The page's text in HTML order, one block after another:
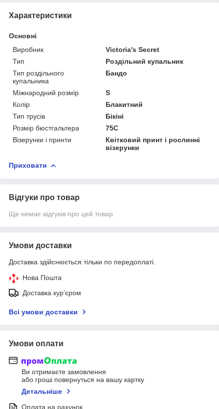
Характеристики
Основні
Виробник
Victoria's Secret
Тип
Роздільний купальник
Тип роздільного
купальника
Бандо
Міжнародний розмір
S
Колір
Блакитний
Тип трусів
Бікіні
Розмір бюстгальтера
75C
Візерунки і принти
Квітковий принт і рослинні
візерунки
Приховати
Відгуки про товар
Ще немає відгуків про цей товар
Умови доставки
Доставка здійснюється тільки по передоплаті.
Нова Пошта
Доставка кур'єром
Всі умови доставки
Умови оплати
Ви отримаєте замовлення
або гроші повернуться на вашу картку
Детальніше
Оплата на рахунок